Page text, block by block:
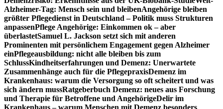
Alzheimer-Tag: Mensch sein und bleibenAngehörige bleiben
größter Pflegedienst in Deutschland – Politik muss Strukturen
anpassenPflege Angehörige: Einkommen ok – aber
überlastetSamuel L. Jackson setzt sich mit anderen
Prominenten mit persönlichem Engagement gegen Alzheimer
einPflegeausbildung: nicht alle bleiben bis zum
SchlussKindheitserfahrungen und Demenz: Unerwartete
Zusammenhänge auch für die PflegepraxisDemenz im
Krankenhaus: warum die Versorgung so oft scheitert und was
sich ändern mussRatgeberbuch Demenz: neues aus Forschung
und Therapie für Betroffene und AngehörigeDelir im